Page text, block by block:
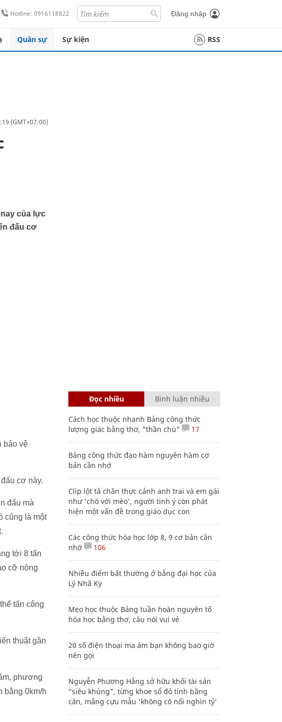
Hotline: 0916118822 Đăng nhập
Quân sự Sự kiện RSS
(GMT+07:00)
của lực
đấu cơ
bảo vệ
cơ này.
đấu mà
cũng là một
tới 8 tấn
cỡ nòng
tấn công
thuật gần
phương
bằng 0km/h
Đọc nhiều Bình luận nhiều
Cách học thuộc nhanh Bảng công thức
lượng giác bằng thơ, "thần chú"
17
Bảng công thức đạo hàm nguyên hàm cơ
bản cần nhớ
Clip lột tả chân thực cảnh anh trai và em gái
như 'chó với mèo', người tinh ý còn phát
hiện một vấn đề trong giáo dục con
Các công thức hóa học lớp 8, 9 cơ bản cần
nhớ
106
Nhiều điểm bất thường ở bằng đại học của
Lý Nhã Kỳ
Mẹo học thuộc Bảng tuần hoàn nguyên tố
hóa học bằng thơ, câu nói vui vẻ
20 số điện thoại ma ám bạn không bao giờ
nên gọi
Nguyễn Phương Hằng sở hữu khối tài sản
"siêu khủng", từng khoe sổ đỏ tính bằng
cân, mắng cựu mẫu 'không có nổi nghìn tỷ'